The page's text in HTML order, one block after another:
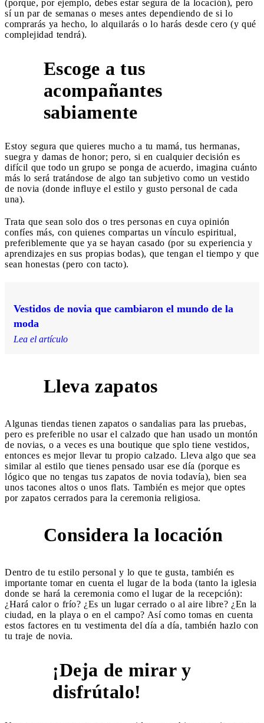
(porque, por ejemplo, debes estar segura de la locación), pero
sí un par de semanas o meses antes dependiendo de si lo
comprarás ya hecho, lo alquilarás o lo harás desde cero (y qué
complejidad tendrá).
Escoge a tus
acompañantes
sabiamente
Estoy segura que quieres mucho a tu mamá, tus hermanas,
suegra y damas de honor; pero, si en cualquier decisión es
difícil que todo un grupo se ponga de acuerdo, imagina cuánto
más lo será tratándose de algo tan subjetivo como un vestido
de novia (donde influye el estilo y gusto personal de cada
una).
Trata que sean solo dos o tres personas en cuya opinión
confíes más, con quienes compartas un vínculo espiritual,
preferiblemente que ya se hayan casado (por su experiencia y
aprendizajes en sus propias bodas), que tengan el tiempo y que
sean honestas (pero con tacto).
Vestidos de novia que cambiaron el mundo de la
moda
Lea el artículo
Lleva zapatos
Algunas tiendas tienen zapatos o sandalias para las pruebas,
pero es preferible no usar el calzado que han usado un montón
de novias, o a veces es una boutique que splo tiene vestidos,
entonces es mejor llevar tu propio calzado. Lleva algo que sea
similar al estilo que tienes pensado usar ese día (porque es
lógico que no tengas tus zapatos de novia todavía), bien sea
unos tacones altos o unos flats. También es mejor que optes
por zapatos cerrados para la ceremonia religiosa.
Considera la locación
Dentro de tu estilo personal y lo que te gusta, también es
importante tomar en cuenta el lugar de la boda (tanto la iglesia
donde se hará la ceremonia como el lugar de la recepción):
¿Hará calor o frío? ¿Es un lugar cerrado o al aire libre? ¿En la
ciudad, en la playa o en el campo? Así como tomas en cuenta
estos factores en tu vestimenta del día a día, también hazlo con
tu traje de novia.
¡Deja de mirar y
disfrútalo!